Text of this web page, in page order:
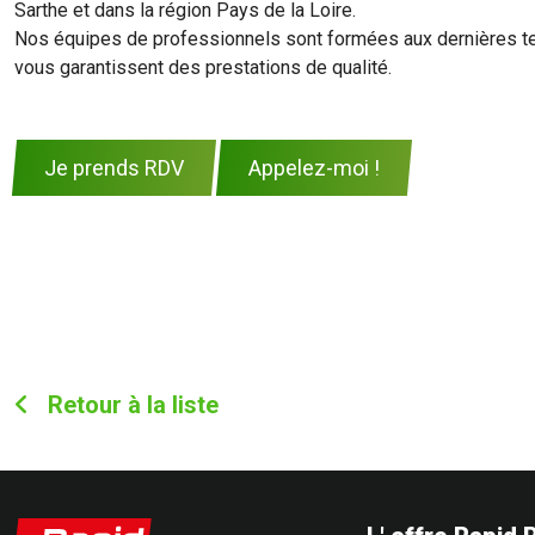
Sarthe et dans la région Pays de la Loire.
Nos équipes de professionnels sont formées aux dernières
vous garantissent des prestations de qualité.
Je prends RDV Appelez-moi !
Retour à la liste